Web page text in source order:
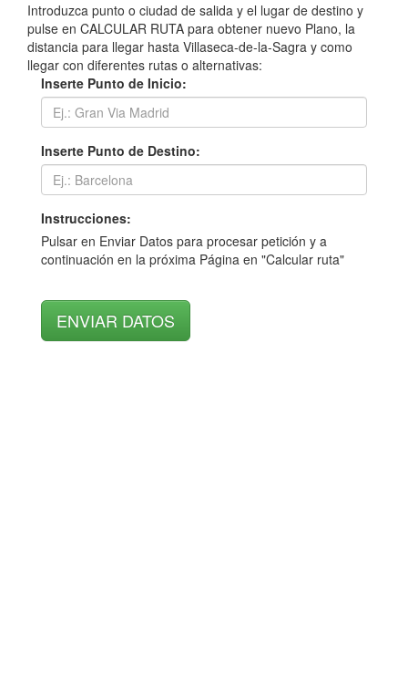
Introduzca punto o ciudad de salida y el lugar de destino y
pulse en CALCULAR RUTA para obtener nuevo Plano, la
distancia para llegar hasta Villaseca-de-la-Sagra y como
llegar con diferentes rutas o alternativas:
Inserte Punto de Inicio:
Inserte Punto de Destino:
Instrucciones:
Pulsar en Enviar Datos para procesar petición y a
continuación en la próxima Página en "Calcular ruta"